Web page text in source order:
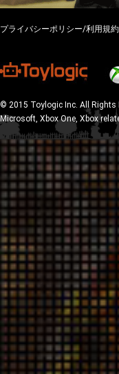
プライバシーポリシー/利用規約
© 2015 Toylogic Inc. All Rights
Microsoft, Xbox One, Xbox